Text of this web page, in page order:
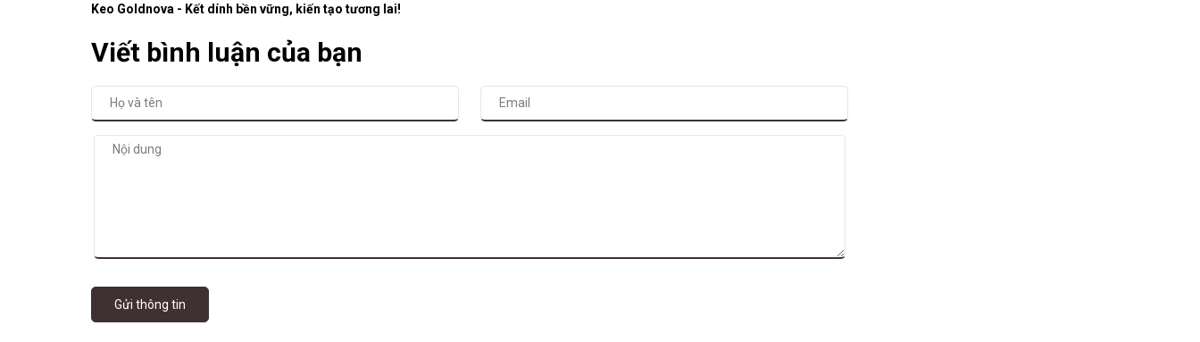
Keo Goldnova - Kết dính bền vững, kiến tạo tương lai!
Viết bình luận của bạn
Gửi thông tin